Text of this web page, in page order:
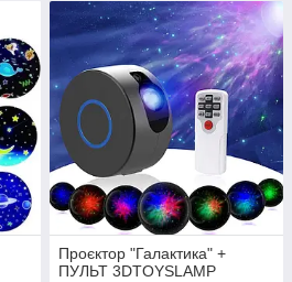
Проєктор "Галактика" +
ПУЛЬТ 3DTOYSLAMP